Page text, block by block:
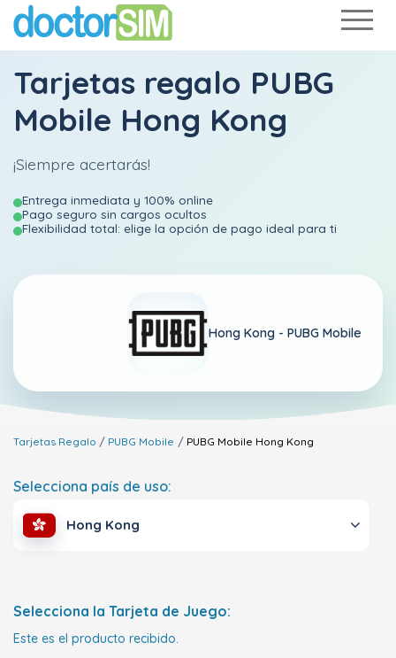
Tarjetas regalo PUBG
Mobile Hong Kong
¡Siempre acertarás!
Entrega inmediata y 100% online
Pago seguro sin cargos ocultos
Flexibilidad total: elige la opción de pago ideal para ti
Hong Kong - PUBG Mobile
Tarjetas Regalo PUBG Mobile PUBG Mobile Hong Kong
Selecciona país de uso:
Hong Kong
Selecciona la Tarjeta de Juego:
Este es el producto recibido.